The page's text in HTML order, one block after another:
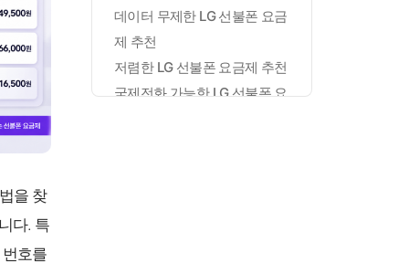
데이터 무제한 LG 선불폰 요금
제 추천
저렴한 LG 선불폰 요금제 추천
국제전화 가능한 LG 선불폰 요
을 찾
다. 특
호를